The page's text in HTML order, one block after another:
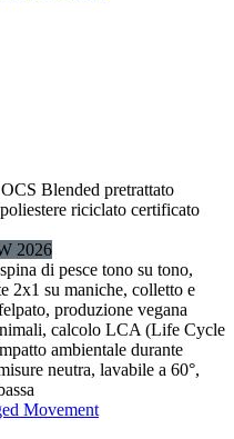
Blended pretrattato
riciclato certificato
2026
di pesce tono su tono,
2x1 su maniche, colletto e
produzione vegana
calcolo LCA (Life Cycle
ambientale durante
neutra, lavabile a 60°,
Movement